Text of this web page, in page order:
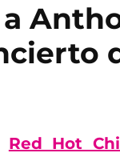
Red Hot